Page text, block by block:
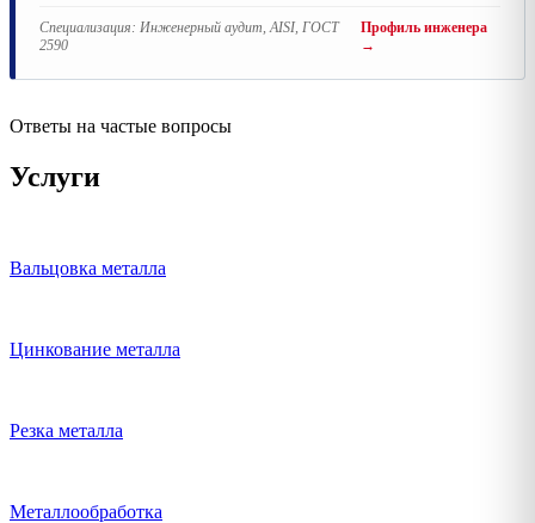
Специализация: Инженерный аудит, AISI, ГОСТ
2590
Профиль инженера
→
Ответы на частые вопросы
Услуги
Вальцовка металла
Цинкование металла
Резка металла
Металлообработка